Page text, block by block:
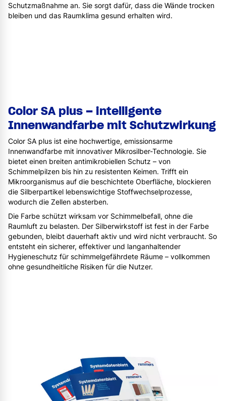
Schutzmaßnahme an. Sie sorgt dafür, dass die Wände trocken
bleiben und das Raumklima gesund erhalten wird.
Color SA plus – intelligente
Innenwandfarbe mit Schutzwirkung
Color SA plus ist eine hochwertige, emissionsarme
Innenwandfarbe mit innovativer Mikrosilber-Technologie. Sie
bietet einen breiten antimikrobiellen Schutz – von
Schimmelpilzen bis hin zu resistenten Keimen. Trifft ein
Mikroorganismus auf die beschichtete Oberfläche, blockieren
die Silberpartikel lebenswichtige Stoffwechselprozesse,
wodurch die Zellen absterben.
Die Farbe schützt wirksam vor Schimmelbefall, ohne die
Raumluft zu belasten. Der Silberwirkstoff ist fest in der Farbe
gebunden, bleibt dauerhaft aktiv und wird nicht verbraucht. So
entsteht ein sicherer, effektiver und langanhaltender
Hygieneschutz für schimmelgefährdete Räume – vollkommen
ohne gesundheitliche Risiken für die Nutzer.